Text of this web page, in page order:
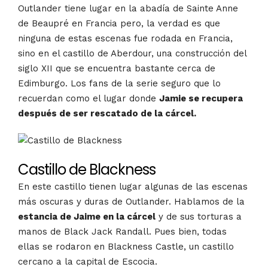
Outlander tiene lugar en la abadía de Sainte Anne
de Beaupré en Francia pero, la verdad es que
ninguna de estas escenas fue rodada en Francia,
sino en el castillo de Aberdour, una construcción del
siglo XII que se encuentra bastante cerca de
Edimburgo. Los fans de la serie seguro que lo
recuerdan como el lugar donde Jamie se recupera
después de ser rescatado de la cárcel.
Castillo de Blackness
En este castillo tienen lugar algunas de las escenas
más oscuras y duras de Outlander. Hablamos de la
estancia de Jaime en la cárcel y de sus torturas a
manos de Black Jack Randall. Pues bien, todas
ellas se rodaron en Blackness Castle, un castillo
cercano a la capital de Escocia.